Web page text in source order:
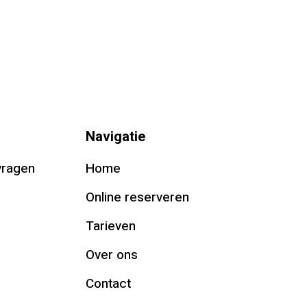
Navigatie
Home
Online reserveren
Tarieven
Over ons
Contact